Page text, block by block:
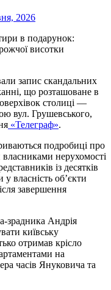
2026
запис скандальних
що розташоване в
столиці —
вул. Грушевського,
«Телеграф».
подробиці про
власниками нерухомості
із десятків
у власність об’єкти
завершення
зрадника Андрія
київську
отримав крісло
на
часів Януковича та